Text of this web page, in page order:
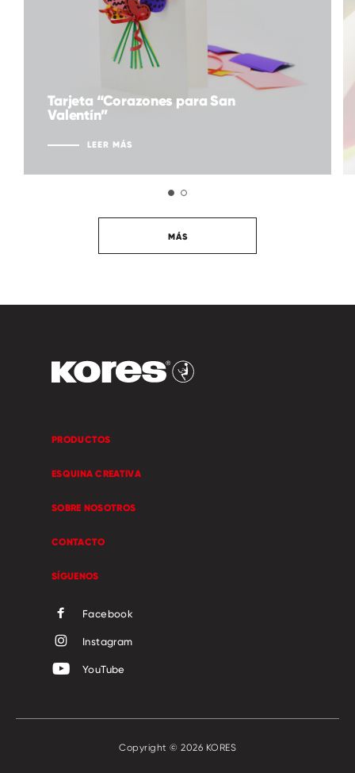
Tarjeta “Corazones para San
Valentín”
LEER MÁS
MÁS
PRODUCTOS
ESQUINA CREATIVA
SOBRE NOSOTROS
CONTACTO
SÍGUENOS
Facebook
Instagram
YouTube
Copyright © 2026 KORES